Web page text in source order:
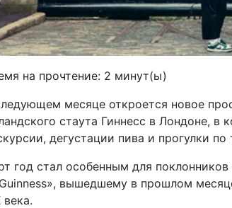
на прочтение: 2 минут(ы)
месяце откроется новое
стаута Гиннесс в Лондоне, в
дегустации пива и прогулки
год стал особенным для
вышедшему в прошлом
века.